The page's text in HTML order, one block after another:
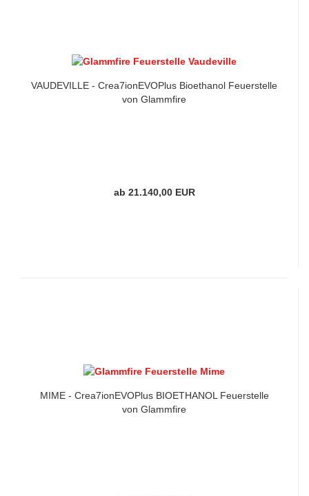
VAUDEVILLE - Crea7ionEVOPlus Bioethanol Feuerstelle
von Glammfire
ab 21.140,00 EUR
MIME - Crea7ionEVOPlus BIOETHANOL Feuerstelle
von Glammfire